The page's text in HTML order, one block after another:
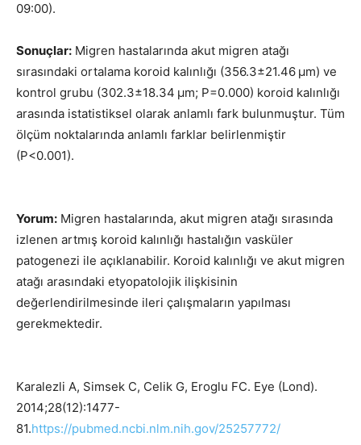
09:00).
Sonuçlar: Migren hastalarında akut migren atağı
sırasındaki ortalama koroid kalınlığı (356.3±21.46 μm) ve
kontrol grubu (302.3±18.34 μm; P=0.000) koroid kalınlığı
arasında istatistiksel olarak anlamlı fark bulunmuştur. Tüm
ölçüm noktalarında anlamlı farklar belirlenmiştir
(P<0.001).
Yorum: Migren hastalarında, akut migren atağı sırasında
izlenen artmış koroid kalınlığı hastalığın vasküler
patogenezi ile açıklanabilir. Koroid kalınlığı ve akut migren
atağı arasındaki etyopatolojik ilişkisinin
değerlendirilmesinde ileri çalışmaların yapılması
gerekmektedir.
Karalezli A, Simsek C, Celik G, Eroglu FC. Eye (Lond).
2014;28(12):1477-
81.https://pubmed.ncbi.nlm.nih.gov/25257772/